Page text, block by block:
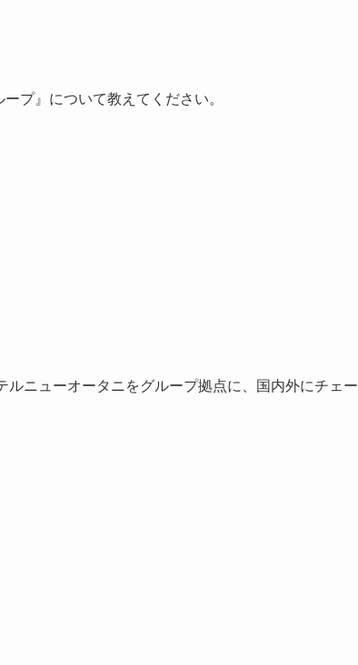
プ』について教えてください。
ニューオータニをグループ拠点に、国内外にチェー